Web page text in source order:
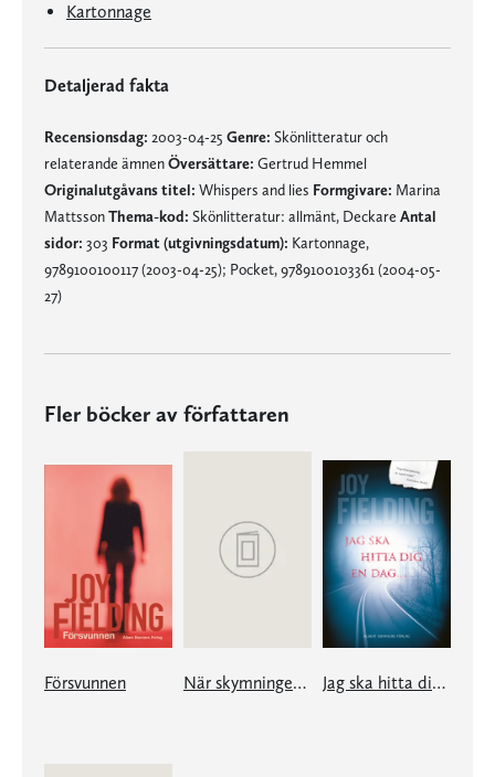
Kartonnage
Detaljerad fakta
Recensionsdag: 2003-04-25 Genre: Skönlitteratur och
relaterande ämnenÖversättare: Gertrud Hemmel
Originalutgåvans titel: Whispers and lies Formgivare: Marina
MattssonThema-kod: Skönlitteratur: allmänt, Deckare Antal
sidor: 303 Format (utgivningsdatum): Kartonnage,
9789100100117 (2003-04-25); Pocket, 9789100103361 (2004-05-
27)
Fler böcker av författaren
Försvunnen När skymningen faller Jag ska hitta dig en dag...